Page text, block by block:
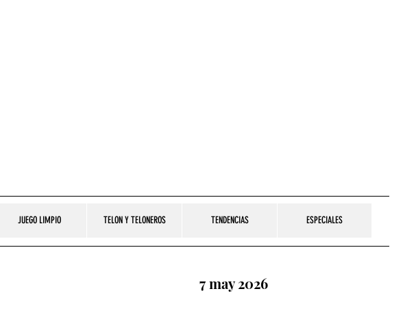
JUEGO LIMPIO TELON Y TELONEROS TENDENCIAS ESPECIALES
7 may 2026